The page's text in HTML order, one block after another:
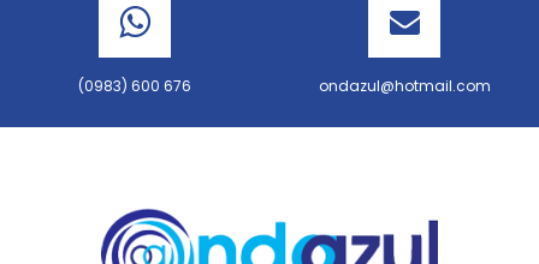
(0983) 600 676 ondazul@hotmail.com